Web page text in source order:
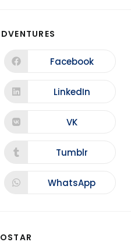
Facebook
LinkedIn
VK
Tumblr
WhatsApp